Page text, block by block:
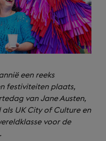
een reeks
festiviteiten plaats,
van Jane Austen,
UK City of Culture en
voor de